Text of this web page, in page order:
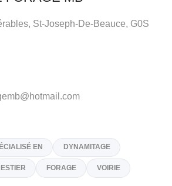
FORAGE MB